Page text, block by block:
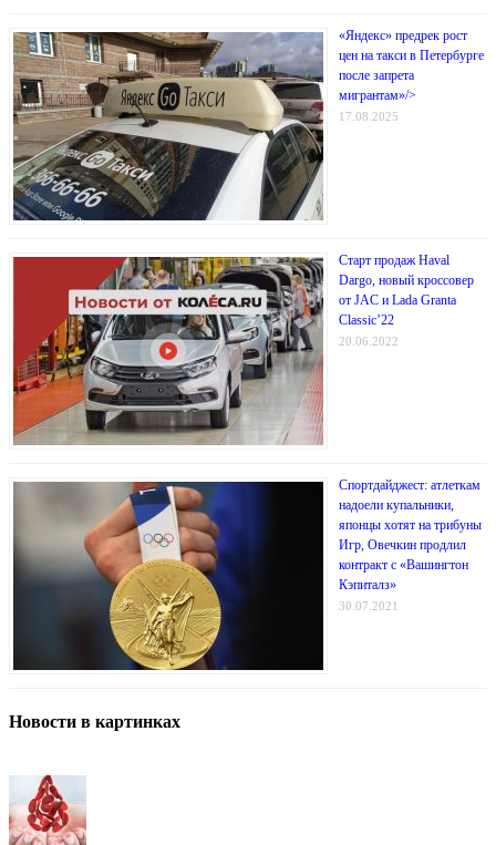
«Яндекс» предрек рост
цен на такси в Петербурге
после запрета
мигрантам»/>
17.08.2025
Старт продаж Haval
Dargo, новый кроссовер
от JAC и Lada Granta
Classic’22
20.06.2022
Спортдайджест: атлеткам
надоели купальники,
японцы хотят на трибуны
Игр, Овечкин продлил
контракт с «Вашингтон
Кэпиталз»
30.07.2021
Новости в картинках